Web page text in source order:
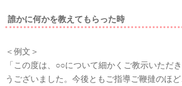
誰かに何かを教えてもらった時
＜例文＞
「この度は、○○について細かくご教示いただ
うございました。今後ともご指導ご鞭撻のほ